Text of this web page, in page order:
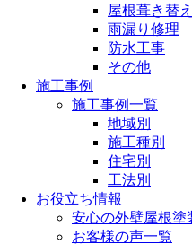
屋根葺き替え
雨漏り修理
防水工事
その他
施工事例
施工事例一覧
地域別
施工種別
住宅別
工法別
お役立ち情報
安心の外壁屋根塗
お客様の声一覧